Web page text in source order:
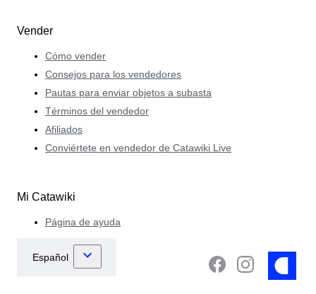
Vender
Cómo vender
Consejos para los vendedores
Pautas para enviar objetos a subasta
Términos del vendedor
Afiliados
Conviértete en vendedor de Catawiki Live
Mi Catawiki
Página de ayuda